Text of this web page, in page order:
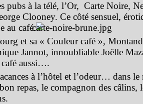
pubs à la télé, l’Or, Carte Noire,
Clooney. Ce côté sensuel,
au café.
et sa « Couleur café »,
Jannot, innoubliable Joëlle
café aussi….
à l’hôtel et l’odeur… dans
repas, le compagnon des câlins,